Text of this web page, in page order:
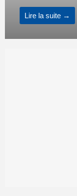
Lire la suite →